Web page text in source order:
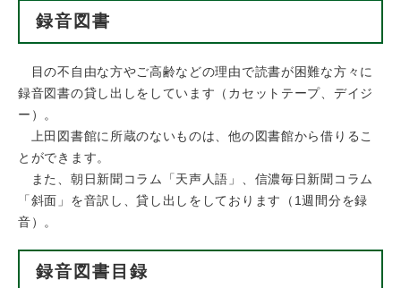
録音図書
目の不自由な方やご高齢などの理由で読書が困難な方々に
録音図書の貸し出しをしています（カセットテープ、デイジ
ー）。
上田図書館に所蔵のないものは、他の図書館から借りるこ
とができます。
また、朝日新聞コラム「天声人語」、信濃毎日新聞コラム
「斜面」を音訳し、貸し出しをしております（1週間分を録
音）。
録音図書目録